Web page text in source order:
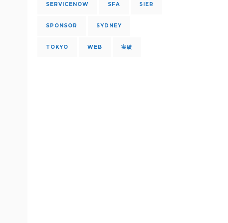
SERVICENOW SFA SIER
SPONSOR SYDNEY
TOKYO WEB 実績